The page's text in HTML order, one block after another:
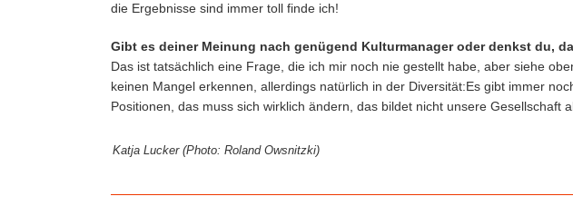
die Ergebnisse sind immer toll finde ich!
Gibt es deiner Meinung nach genügend Kulturmanager oder denkst du,
Das ist tatsächlich eine Frage, die ich mir noch nie gestellt habe, aber siehe
keinen Mangel erkennen, allerdings natürlich in der Diversität:Es gibt immer
Positionen, das muss sich wirklich ändern, das bildet nicht unsere Gesellschaft
Katja Lucker (Photo: Roland Owsnitzki)